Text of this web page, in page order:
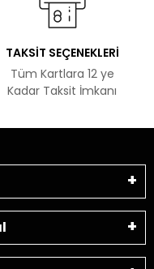
TAKSİT SEÇENEKLERİ
Tüm Kartlara 12 ye
Kadar Taksit İmkanı